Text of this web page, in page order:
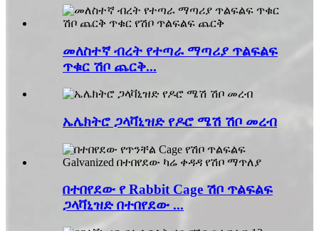
መለስተኛ ብረት የተጣራ ማጣሪያ ጥልፍልፍ
ጥቁር ሽቦ ጨርቅ...
ኤሌክትሮ ጋላቫኒዝድ የዶሮ ሜሽ ሽቦ መረብ
በተበየደው የ Rabbit Cage ሽቦ ጥልፍልፍ
ጋላቫኒዝድ በተበየደው ...